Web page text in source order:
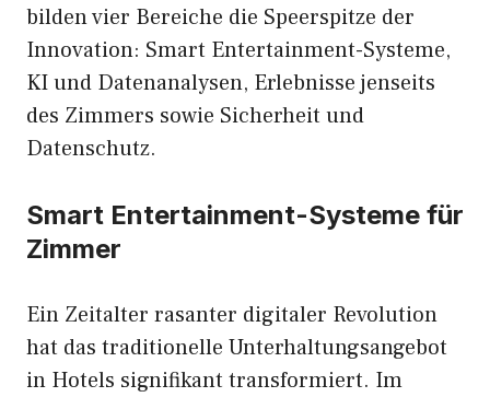
bilden vier Bereiche die Speerspitze der
Innovation: Smart Entertainment-Systeme,
KI und Datenanalysen, Erlebnisse jenseits
des Zimmers sowie Sicherheit und
Datenschutz.
Smart Entertainment-Systeme für
Zimmer
Ein Zeitalter rasanter digitaler Revolution
hat das traditionelle Unterhaltungsangebot
in Hotels signifikant transformiert. Im